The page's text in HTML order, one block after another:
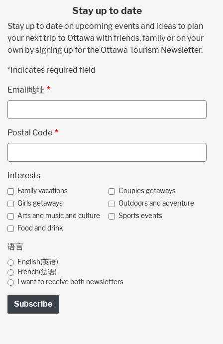
Stay up to date
Stay up to date on upcoming events and ideas to plan
your next trip to Ottawa with friends, family or on your
own by signing up for the Ottawa Tourism Newsletter.
*Indicates required field
Email地址
Postal Code
Interests
Family vacations
Couples getaways
Girls getaways
Outdoors and adventure
Arts and music and culture
Sports events
Food and drink
语言
English(英语)
French(法语)
I want to receive both newsletters